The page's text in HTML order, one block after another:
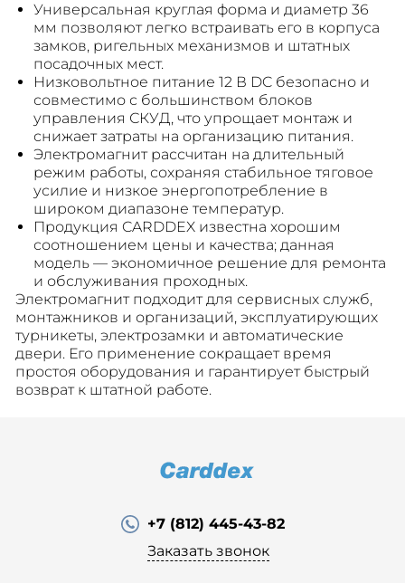
Универсальная круглая форма и диаметр 36
мм позволяют легко встраивать его в корпуса
замков, ригельных механизмов и штатных
посадочных мест.
Низковольтное питание 12 В DC безопасно и
совместимо с большинством блоков
управления СКУД, что упрощает монтаж и
снижает затраты на организацию питания.
Электромагнит рассчитан на длительный
режим работы, сохраняя стабильное тяговое
усилие и низкое энергопотребление в
широком диапазоне температур.
Продукция CARDDEX известна хорошим
соотношением цены и качества; данная
модель — экономичное решение для ремонта
и обслуживания проходных.
Электромагнит подходит для сервисных служб,
монтажников и организаций, эксплуатирующих
турникеты, электрозамки и автоматические
двери. Его применение сокращает время
простоя оборудования и гарантирует быстрый
возврат к штатной работе.
+7 (812) 445-43-82
Заказать звонок